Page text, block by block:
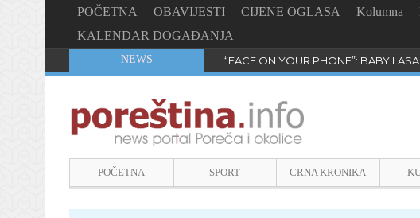
POČETNA OBAVIJESTI CIJENE OGLASA Kolumna
KALENDAR DOGAĐANJA
NEWS “FACE ON YOUR PHONE”: BABY
POČETNA SPORT CRNA KRONIKA